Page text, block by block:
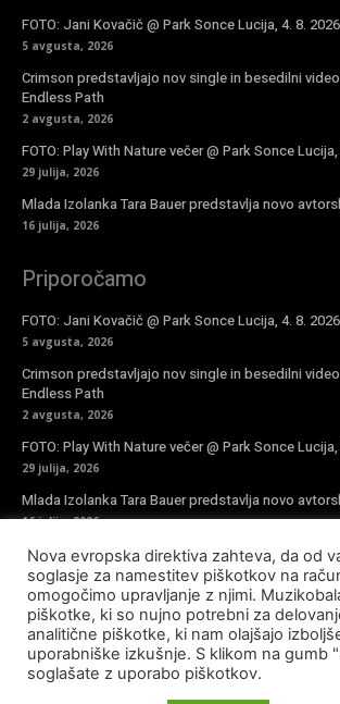
FOTO: Jani Kovačič @ Park Sonce Lucija, 4. 8. 2026
5 avgusta, 2026
Crimson predstavljajo nov single in besedilni video
Endless Path
2 avgusta, 2026
FOTO: Play With Nature večer @ Park Sonce
29 julija, 2026
Mlada Izolanka Tara Bauer predstavlja novo
16 julija, 2026
Priporočamo
FOTO: Jani Kovačič @ Park Sonce Lucija, 4. 8. 2026
5 avgusta, 2026
Crimson predstavljajo nov single in besedilni video
Endless Path
2 avgusta, 2026
FOTO: Play With Nature večer @ Park Sonce
29 julija, 2026
Mlada Izolanka Tara Bauer predstavlja novo
16 julija, 2026
Vpiši se v novičke
Nova evropska direktiva zahteva, da od
soglasje za namestitev piškotkov na
omogočimo upravljanje z njimi.
piškotke, ki so nujno potrebni za
analitične piškotke, ki nam olajšajo
uporabniške izkušnje. S klikom na gumb
soglašate z uporabo piškotkov.